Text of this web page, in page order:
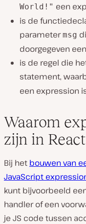
World!" een
is de
parametermsg
doorgegeven
is de regel die
statement,
een expression
Waarom
zijn in React
Bij het bouwen van
JavaScript
kunt bijvoorbeeld
handler of een
je JS code tussen